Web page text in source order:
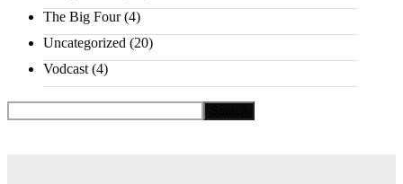
The Big Four(4)
Uncategorized (20)
Vodcast (4)